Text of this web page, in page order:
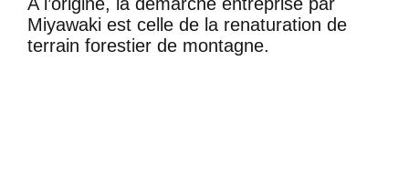
Miyawaki est celle de la renaturation de
terrain forestier de montagne.